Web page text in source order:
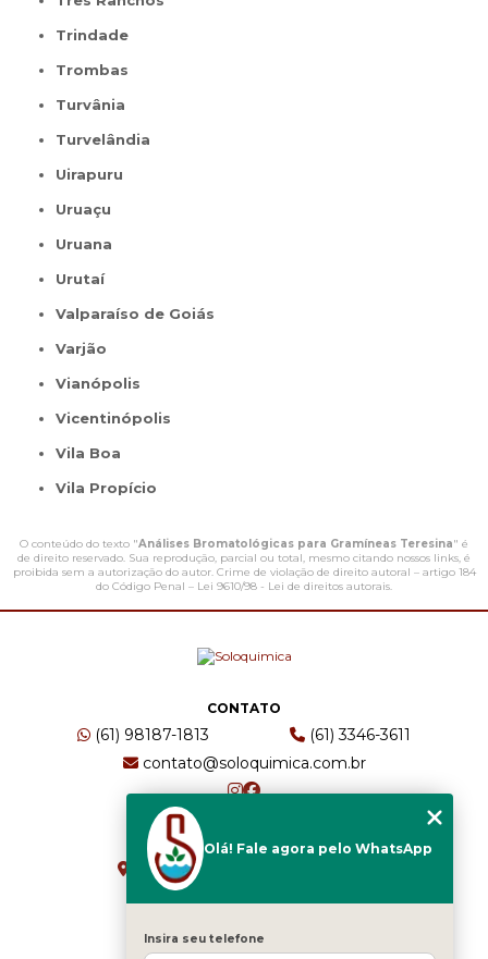
Trindade
Trombas
Turvânia
Turvelândia
Uirapuru
Uruaçu
Uruana
Urutaí
Valparaíso de Goiás
Varjão
Vianópolis
Vicentinópolis
Vila Boa
Vila Propício
O conteúdo do texto "Análises Bromatológicas para Gramíneas Teresina" é
de direito reservado. Sua reprodução, parcial ou total, mesmo citando nossos links, é
proibida sem a autorização do autor. Crime de violação de direito autoral – artigo 184
do Código Penal – Lei 9610/98 - Lei de direitos autorais.
CONTATO
(61) 98187-1813
(61) 3346-3611
contato@soloquimica.com.br
ENDEREÇO
CRS 511 Sul, Bl B, Sl 49 - Asa Sul
Brasília - DF - CEP: 70361-520
Olá! Fale agora pelo WhatsApp
Insira seu telefone